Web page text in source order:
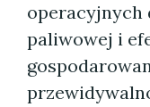
operacyjnych
paliwowej i